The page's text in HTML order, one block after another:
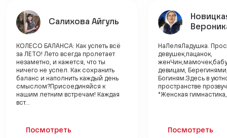
Салихова Айгуль
КОЛЕСО БАЛАНСА: Как успеть всё
за ЛЕТО! Лето всегда пролетает
незаметно, и кажется, что ты
ничего не успел. Как сохранить
баланс и наполнить каждый день
смыслом?Присоединяйся к
нашим летним встречам! Каждая
вст...
Посмотреть
НаЛеляЛадушка.
девушек,пацанок,
девицам,
Богиням.Здесь в
пространстве
*Женская
Посмотреть